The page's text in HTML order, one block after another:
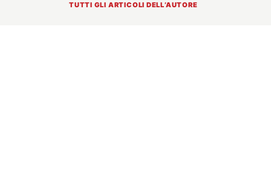
TUTTI GLI ARTICOLI DELL’AUTORE